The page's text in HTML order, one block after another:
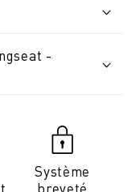
-
Système
breveté